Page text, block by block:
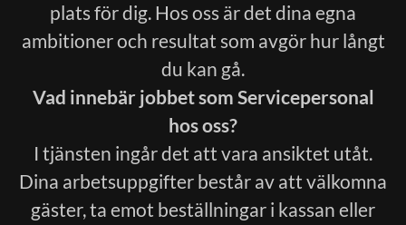
plats för dig. Hos oss är det dina egna
ambitioner och resultat som avgör hur långt
du kan gå.
Vad innebär jobbet som Servicepersonal
hos oss?
I tjänsten ingår det att vara ansiktet utåt.
Dina arbetsuppgifter består av att välkomna
gäster, ta emot beställningar i kassan eller